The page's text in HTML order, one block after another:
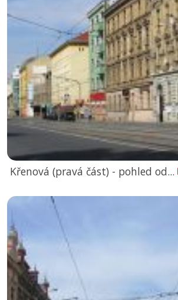
Křenová (pravá část) - pohled od...